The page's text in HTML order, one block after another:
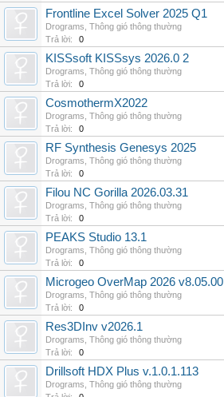
Frontline Excel Solver 2025 Q1
Drograms Thông gió thông thường
Trả lời:
0
KISSsoft KISSsys 2026.0 2
Drograms Thông gió thông thường
Trả lời:
0
CosmothermX2022
Drograms Thông gió thông thường
Trả lời:
0
RF Synthesis Genesys 2025
Drograms Thông gió thông thường
Trả lời:
0
Filou NC Gorilla 2026.03.31
Drograms Thông gió thông thường
Trả lời:
0
PEAKS Studio 13.1
Drograms Thông gió thông thường
Trả lời:
0
Microgeo OverMap 2026 v8.05.00
Drograms Thông gió thông thường
Trả lời:
0
Res3DInv v2026.1
Drograms Thông gió thông thường
Trả lời:
0
Drillsoft HDX Plus v.1.0.1.113
Drograms Thông gió thông thường